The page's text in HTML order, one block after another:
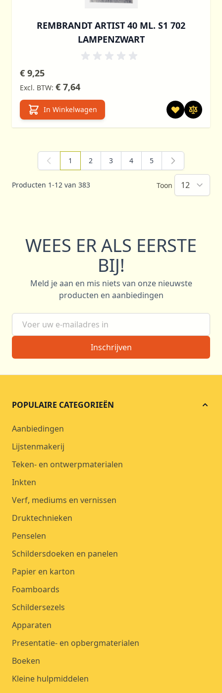
REMBRANDT ARTIST 40 ML. S1 702
LAMPENZWART
€ 9,25
€ 7,64
In Winkelwagen
Producten 1-12 van 383
U lees momenteel pagina
1 Pagina
2 Pagina
3 Pagina
4 Pagina
5
Toon
WEES ER ALS EERSTE
BIJ!
Meld je aan en mis niets van onze nieuwste
producten en aanbiedingen
E-mail adres
Inschrijven
POPULAIRE CATEGORIEËN
Aanbiedingen
Lijstenmakerij
Teken- en ontwerpmaterialen
Inkten
Verf, mediums en vernissen
Druktechnieken
Penselen
Schildersdoeken en panelen
Papier en karton
Foamboards
Schildersezels
Apparaten
Presentatie- en opbergmaterialen
Boeken
Kleine hulpmiddelen